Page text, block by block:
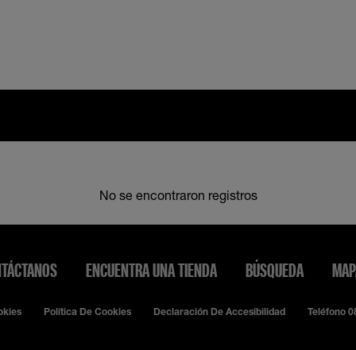
No se encontraron registros
ENCUENTRA UNA TIENDA BÚSQUEDA
Política De Cookies Declaración De Accesibilidad Teléfono